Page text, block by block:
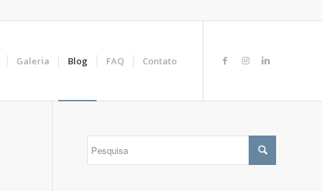
Galeria Blog FAQ Contato